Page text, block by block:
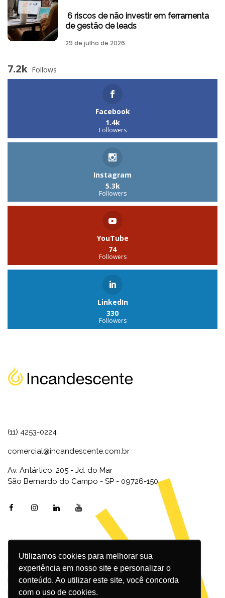
Utilizamos cookies para melhorar sua
experiência em nosso site e personalizar o
conteúdo. Ao utilizar este site, você concorda
com o uso de cookies.
6 riscos de não investir em ferramenta
de gestão de leads
29 de julho de 2026
7.2k Follows
Facebook
1.4k
Followers
Instagram
5.3k
Followers
YouTube
74
Followers
LinkedIn
330
Followers
(11) 4253-0224
comercial@incandescente.com.br
Av. Antártico, 205 - Jd. do Mar
São Bernardo do Campo - SP - 09726-150
Marketing Digital
Inbound Marketing
Redes Sociais